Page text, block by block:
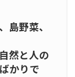
島野菜、
然と人の
かりで